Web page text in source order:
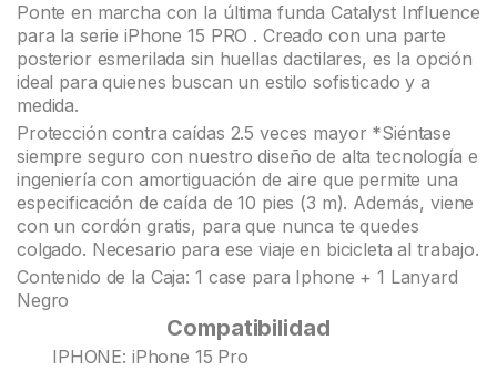
Ponte en marcha con la última funda Catalyst Influence
para la serie iPhone 15 PRO . Creado con una parte
posterior esmerilada sin huellas dactilares, es la opción
ideal para quienes buscan un estilo sofisticado y a
medida.
Protección contra caídas 2.5 veces mayor *Siéntase
siempre seguro con nuestro diseño de alta tecnología e
ingeniería con amortiguación de aire que permite una
especificación de caída de 10 pies (3 m). Además, viene
con un cordón gratis, para que nunca te quedes
colgado. Necesario para ese viaje en bicicleta al trabajo.
Contenido de la Caja: 1 case para Iphone + 1 Lanyard
Negro
Compatibilidad
IPHONE: iPhone 15 Pro